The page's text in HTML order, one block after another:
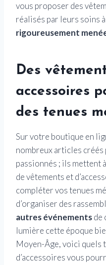
vous proposer des
réalisés par leurs soins
rigoureusement
Des
accessoires
des tenues
Sur votre boutique en
nombreux articles
passionnés ; ils mettent
de vêtements et
compléter vos tenues
d’organiser des
autres événementsde
lumière cette époque
Moyen-Âge, voici quels
d’accessoires vous